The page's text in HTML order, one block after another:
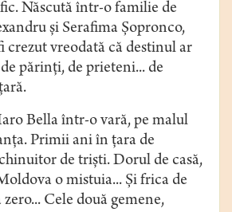
Născută într-o familie de
şi Serafima Șopronco,
crezut vreodată că destinul ar
părinţi, de prieteni... de
Bella într-o vară, pe malul
Primii ani în ţara de
de trişti. Dorul de casă,
o mistuia... Şi frica de
Cele două gemene,